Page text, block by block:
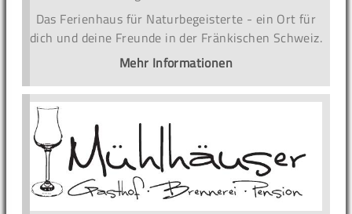
Das Ferienhaus für Naturbegeisterte - ein Ort für
dich und deine Freunde in der Fränkischen Schweiz.
Mehr Informationen